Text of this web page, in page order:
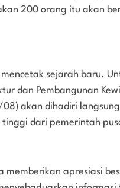
200 orang itu akan
sejarah baru.
dan Pembangunan
akan dihadiri
dari pemerintah
memberikan apresiasi